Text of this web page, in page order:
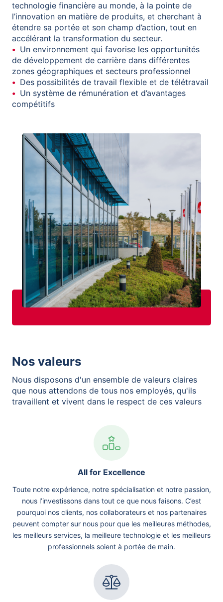
technologie financière au monde, à la pointe de
l’innovation en matière de produits, et cherchant à
étendre sa portée et son champ d’action, tout en
accélérant la transformation du secteur.
Un environnement qui favorise les opportunités
de développement de carrière dans différentes
zones géographiques et secteurs professionnel
Des possibilités de travail flexible et de télétravail
Un système de rémunération et d’avantages
compétitifs
Nos valeurs
Nous disposons d'un ensemble de valeurs claires
que nous attendons de tous nos employés, qu'ils
travaillent et vivent dans le respect de ces valeurs
All for Excellence
Toute notre expérience, notre spécialisation et notre passion,
nous l’investissons dans tout ce que nous faisons. C’est
pourquoi nos clients, nos collaborateurs et nos partenaires
peuvent compter sur nous pour que les meilleures méthodes,
les meilleurs services, la meilleure technologie et les meilleurs
professionnels soient à portée de main.